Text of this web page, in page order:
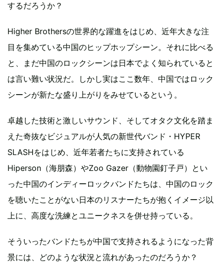
するだろうか？
Higher Brothersの世界的な躍進をはじめ、近年大きな注
目を集めている中国のヒップホップシーン。それに比べる
と、まだ中国のロックシーンは日本でよく知られていると
は言い難い状況だ。しかし実はここ数年、中国ではロック
シーンが新たな盛り上がりをみせているという。
卓越した技術と激しいサウンド、そしてオタク文化を踏ま
えた奇抜なビジュアルが人気の新世代バンド・HYPER
SLASHをはじめ、近年若者たちに支持されている
Hiperson（海朋森）やZoo Gazer（動物園釘子戸）とい
った中国のインディーロックバンドたちは、中国のロック
を聴いたことがない日本のリスナーたちが抱くイメージ以
上に、高度な洗練とユニークネスを併せ持っている。
そういったバンドたちが中国で支持されるようになった背
景には、どのような状況と流れがあったのだろうか？